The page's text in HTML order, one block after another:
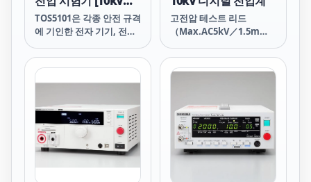
이 기대되고 있습니다. 캐
패시터 테스터 PFX2400 시
리즈는 전기 이중층 캐패시
터의 보급 과제이다 "축전
기술"과 "전원 관리 (에너
지 최적화)"에 관한 더 높은
AC_DC]
TOS5101은 각종 안전 규격
에 기인한 전자 기기, 전자
하기 위한 전용 시험기입니
다.출력전압은 AC·DC 모두
10kV까지 출력할 수 있습
고전압 테스트 리드
（Max.AC5kV／1.5m
TOS,TOS7000시리즈）